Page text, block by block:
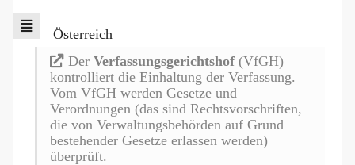
Österreich
Der Verfassungsgerichtshof (VfGH)
kontrolliert die Einhaltung der Verfassung.
Vom VfGH werden Gesetze und
Verordnungen (das sind Rechtsvorschriften,
die von Verwaltungsbehörden auf Grund
bestehender Gesetze erlassen werden)
überprüft.